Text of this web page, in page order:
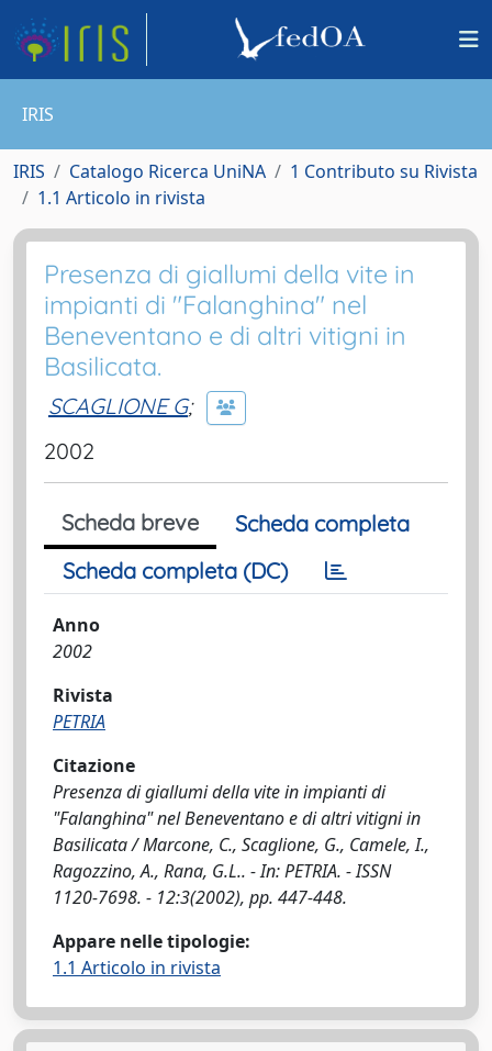
IRIS
IRIS Catalogo Ricerca UniNA
1 Contributo su Rivista
1.1 Articolo in rivista
Presenza di giallumi della vite in
impianti di "Falanghina" nel
Beneventano e di altri vitigni in
Basilicata.
SCAGLIONE G;
2002
Scheda breve
Scheda completa
Scheda completa (DC)
Anno
2002
Rivista
PETRIA
Citazione
Presenza di giallumi della vite in impianti di
"Falanghina" nel Beneventano e di altri vitigni in
Basilicata / Marcone, C., Scaglione, G., Camele, I.,
Ragozzino, A., Rana, G.L.. - In: PETRIA. - ISSN
1120-7698. - 12:3(2002), pp. 447-448.
Appare nelle tipologie:
1.1 Articolo in rivista